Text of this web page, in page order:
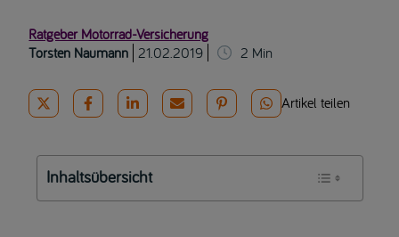
Ratgeber Motorrad-Versicherung
Torsten Naumann 21.02.2019 2 Min
Artikel teilen
Inhaltsübersicht